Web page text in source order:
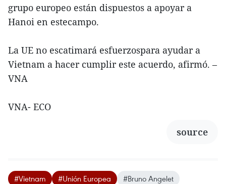
grupo europeo están dispuestos a apoyar a
Hanoi en estecampo.
La UE no escatimará esfuerzospara ayudar a
Vietnam a hacer cumplir este acuerdo, afirmó. –
VNA
VNA- ECO
source
#Vietnam #Unión Europea
#Bruno Angelet